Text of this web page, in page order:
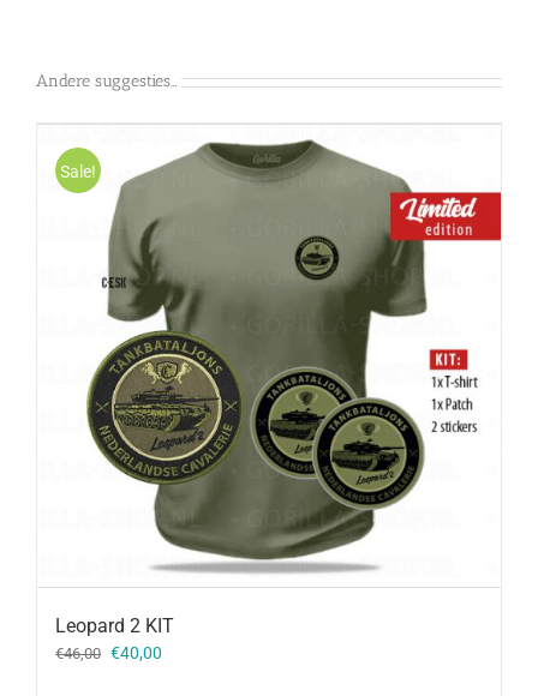
Andere suggesties…
Sale!
Leopard 2 KIT
€46,00 Oorspronkelijke
€40,00